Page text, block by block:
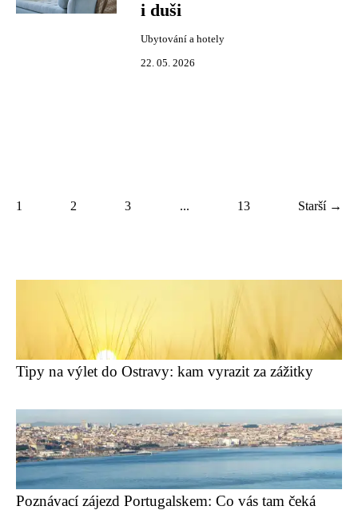
i duši
Ubytování a hotely
22. 05. 2026
1 2 3 ... 13 Starší →
Tipy na výlet do Ostravy: kam vyrazit za zážitky
Poznávací zájezd Portugalskem: Co vás tam čeká